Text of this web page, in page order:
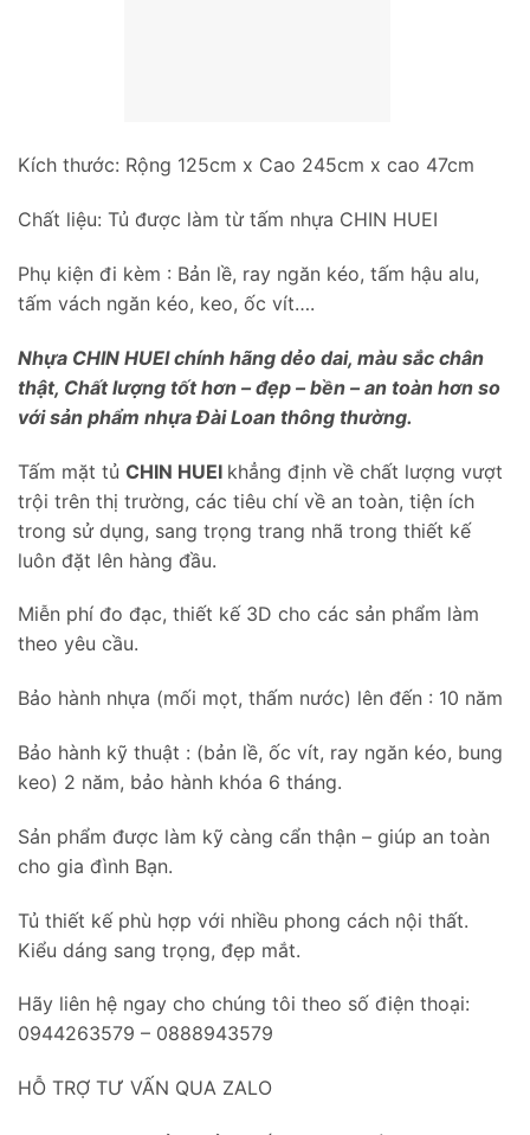
Kích thước: Rộng 125cm x Cao 245cm x cao 47cm
Chất liệu: Tủ được làm từ tấm nhựa CHIN HUEI
Phụ kiện đi kèm : Bản lề, ray ngăn kéo, tấm hậu alu,
tấm vách ngăn kéo, keo, ốc vít….
Nhựa CHIN HUEI chính hãng dẻo dai, màu sắc chân
thật, Chất lượng tốt hơn – đẹp – bền – an toàn hơn so
với sản phẩm nhựa Đài Loan thông thường.
Tấm mặt tủ CHIN HUEI khẳng định về chất lượng vượt
trội trên thị trường, các tiêu chí về an toàn, tiện ích
trong sử dụng, sang trọng trang nhã trong thiết kế
luôn đặt lên hàng đầu.
Miễn phí đo đạc, thiết kế 3D cho các sản phẩm làm
theo yêu cầu.
Bảo hành nhựa (mối mọt, thấm nước) lên đến : 10 năm
Bảo hành kỹ thuật : (bản lề, ốc vít, ray ngăn kéo, bung
keo) 2 năm, bảo hành khóa 6 tháng.
Sản phẩm được làm kỹ càng cẩn thận – giúp an toàn
cho gia đình Bạn.
Tủ thiết kế phù hợp với nhiều phong cách nội thất.
Kiểu dáng sang trọng, đẹp mắt.
Hãy liên hệ ngay cho chúng tôi theo số điện thoại:
0944263579 – 0888943579
HỖ TRỢ TƯ VẤN QUA ZALO